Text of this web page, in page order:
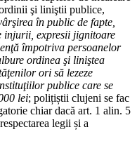
şi liniştii publice,
în public de fapte,
injurii, expresii jignitoare
împotriva persoanelor
ordinea şi liniştea
ori să lezeze
publice care se
lei; polițiștii clujeni se fac
chiar dacă art. 1 alin. 5
legii și a